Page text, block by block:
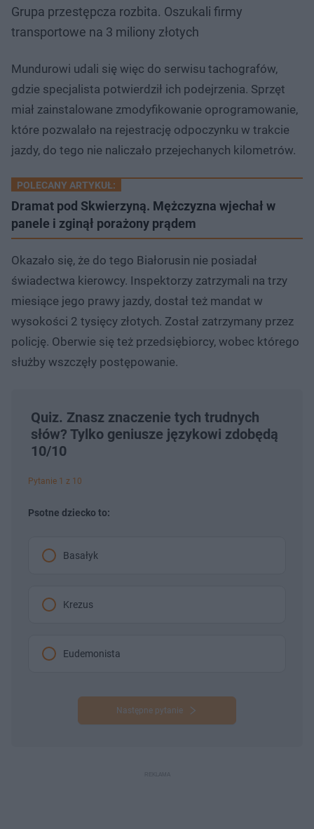
Grupa przestępcza rozbita. Oszukali firmy
transportowe na 3 miliony złotych
Mundurowi udali się więc do serwisu tachografów,
gdzie specjalista potwierdził ich podejrzenia. Sprzęt
miał zainstalowane zmodyfikowanie oprogramowanie,
które pozwalało na rejestrację odpoczynku w trakcie
jazdy, do tego nie naliczało przejechanych kilometrów.
POLECANY ARTYKUŁ:
Dramat pod Skwierzyną. Mężczyzna wjechał w
panele i zginął porażony prądem
Okazało się, że do tego Białorusin nie posiadał
świadectwa kierowcy. Inspektorzy zatrzymali na trzy
miesiące jego prawy jazdy, dostał też mandat w
wysokości 2 tysięcy złotych. Został zatrzymany przez
policję. Oberwie się też przedsiębiorcy, wobec którego
służby wszczęły postępowanie.
Quiz. Znasz znaczenie tych trudnych
słów? Tylko geniusze językowi zdobędą
10/10
Pytanie 1 z 10
Psotne dziecko to:
Basałyk
Krezus
Eudemonista
Następne pytanie